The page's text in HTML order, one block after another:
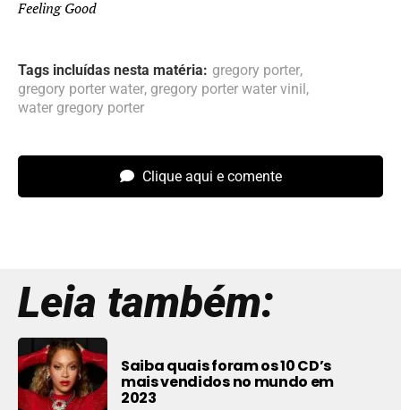
Feeling Good
Tags incluídas nesta matéria: gregory porter,
gregory porter water, gregory porter water vinil ,
water gregory porter
Clique aqui e comente
Leia também:
Saiba quais foram os 10 CD’s
mais vendidos no mundo em
2023